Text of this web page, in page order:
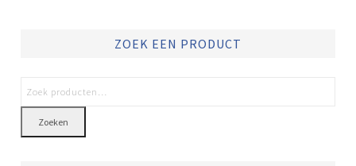
ZOEK EEN PRODUCT
Zoeken